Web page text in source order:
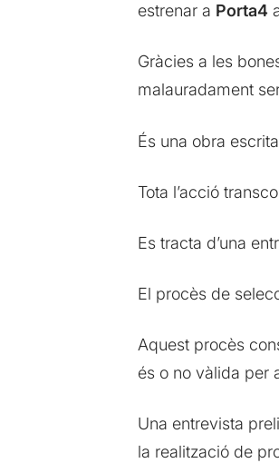
estrenar a Porta4
Gràcies a les
malauradament
És una obra
Tota l’acció
Es tracta d’una
El procès de
Aquest procès
és o no vàlida per
Una entrevista
la realització de